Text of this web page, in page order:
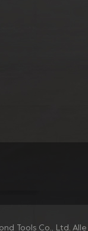
Tools Co., Ltd.